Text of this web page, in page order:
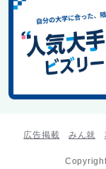
広告掲載 みん就